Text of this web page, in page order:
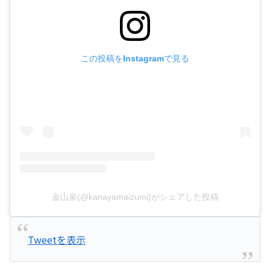
この投稿をInstagramで見る
金山泉(@kanayamaizumi)がシェアした投稿
Tweetを表示